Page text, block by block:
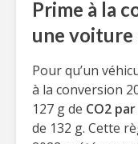
Prime à la
une voiture
Pour qu’un
à la conversion
127 g de CO2
de 132 g. Cette